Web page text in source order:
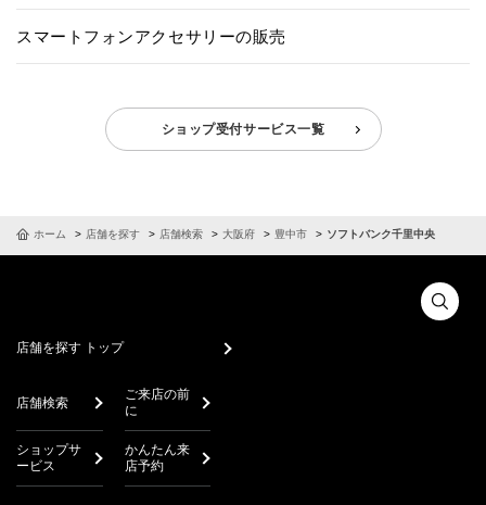
スマートフォンアクセサリーの販売
ショップ受付サービス一覧
ホーム 店舗を探す 店舗検索 大阪府 豊中市 ソフトバンク千里中央
店舗を探す トップ
店舗検索
ご来店の前
に
ショップサ
ービス
かんたん来
店予約